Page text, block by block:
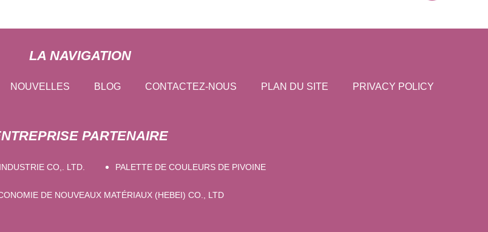
LA NAVIGATION
NOUVELLES BLOG CONTACTEZ-NOUS PLAN DU SITE PRIVACY POLICY
PARTENAIRE
CO,. LTD. PALETTE DE COULEURS DE PIVOINE
DE NOUVEAUX MATÉRIAUX (HEBEI) CO., LTD